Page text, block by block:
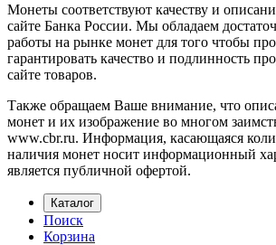
Монеты соответствуют качеству и
сайте Банка России. Мы обладаем
работы на рынке монет для того чтобы
гарантировать качество и подлинность
сайте товаров.
Также обращаем Ваше внимание, что
монет и их изображение во многом
www.cbr.ru. Информация, касающаяся
наличия монет носит информационный
является публичной офертой.
Каталог
Поиск
Корзина